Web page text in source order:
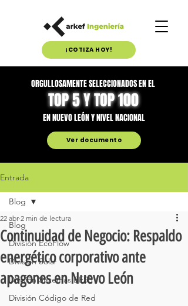
¡COTIZA HOY!
ORGULLOSAMENTE SELECCIONADOS EN EL
TOP 5 Y TOP 100
EN NUEVO LEÓN Y NIVEL NACIONAL
Ver documento
Entrada
Blog
División EcoFlow
División Solar
División Sistemas BESS
División Código de Red
Blog
Continuidad de Negocio: Respaldo
energético corporativo ante
apagones en Nuevo León
22 abr 2 min de lectura